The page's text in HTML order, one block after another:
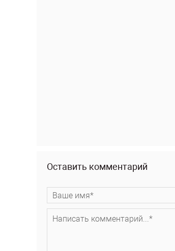
Оставить комментарий